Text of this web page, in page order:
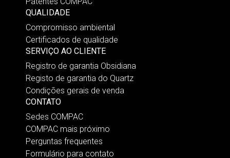
QUALIDADE
Compromisso ambiental
Certificados de qualidade
SERVIÇO AO CLIENTE
Registro de garantia Obsidiana
Registo de garantia do Quartz
Condições gerais de venda
CONTATO
Sedes COMPAC
COMPAC mais próximo
Perguntas frequentes
Formulário para contato